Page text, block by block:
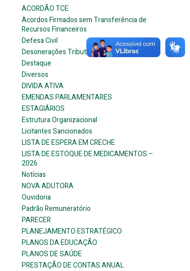
ACORDÃO TCE
Acordos Firmados sem Transferência de
Recursos Financeiros
Defesa Civil
Desonerações Tributárias Concedidas
Destaque
Diversos
DIVIDA ATIVA
EMENDAS PARLAMENTARES
ESTAGIÁRIOS
Estrutura Organizacional
Licitantes Sancionados
LISTA DE ESPERA EM CRECHE
LISTA DE ESTOQUE DE MEDICAMENTOS –
2026
Notícias
NOVA ADUTORA
Ouvidoria
Padrão Remuneratório
PARECER
PLANEJAMENTO ESTRATÉGICO
PLANOS DA EDUCAÇÃO
PLANOS DE SAÚDE
PRESTAÇÃO DE CONTAS ANUAL